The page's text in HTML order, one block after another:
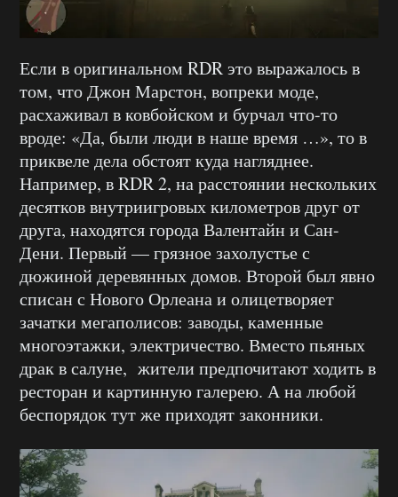
Если в оригинальном RDR это выражалось в
том, что Джон Марстон, вопреки моде,
расхаживал в ковбойском и бурчал что-то
вроде: «Да, были люди в наше время …», то в
приквеле дела обстоят куда нагляднее.
Например, в RDR 2, на расстоянии нескольких
десятков внутриигровых километров друг от
друга, находятся города Валентайн и Сан-
Дени. Первый — грязное захолустье с
дюжиной деревянных домов. Второй был явно
списан с Нового Орлеана и олицетворяет
зачатки мегаполисов: заводы, каменные
многоэтажки, электричество. Вместо пьяных
драк в салуне, жители предпочитают ходить в
ресторан и картинную галерею. А на любой
беспорядок тут же приходят законники.